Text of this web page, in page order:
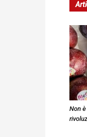
Non